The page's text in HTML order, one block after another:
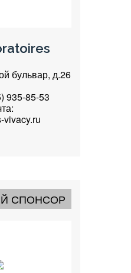
бульвар, д.26
935-85-53
vivacy.ru
СПОНСОР